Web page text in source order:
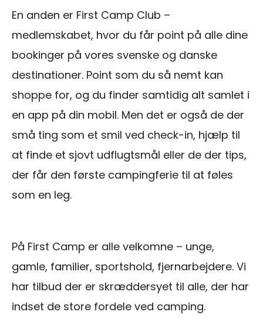
En anden er First Camp Club –
medlemskabet, hvor du får point på alle dine
bookinger på vores svenske og danske
destinationer. Point som du så nemt kan
shoppe for, og du finder samtidig alt samlet i
en app på din mobil. Men det er også de der
små ting som et smil ved check-in, hjælp til
at finde et sjovt udflugtsmål eller de der tips,
der får den første campingferie til at føles
som en leg.
På First Camp er alle velkomne – unge,
gamle, familier, sportshold, fjernarbejdere. Vi
har tilbud der er skræddersyet til alle, der har
indset de store fordele ved camping.